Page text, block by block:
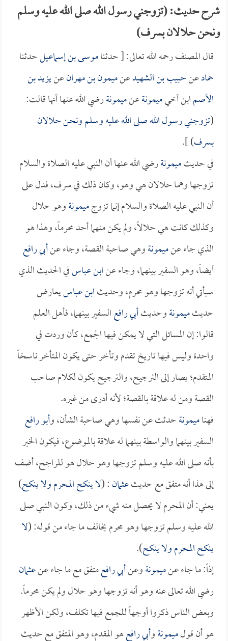
شرح حديث: (تزوجني رسول الله صلى الله عليه وسلم
ونحن حلالان بسرف)
قال المصنف رحمه الله تعالى: [ حدثناموسى بن إسماعيلحدثنا
حمادعنحبيب بن الشهيدعنميمون بن مهرانعنيزيد بن
الأصمابن أخيميمونةعنميمونةرضي الله عنها أنها قالت:
(تزوجني رسول الله صلى الله عليه وسلم ونحن حلالان
بسرف) ].
في حديثميمونةرضي الله عنها أن النبي عليه الصلاة والسلام
تزوجها وهما حلالان هي وهو، وكان ذلك في سرف، فدل على
أن النبي عليه الصلاة والسلام إنما تزوجميمونةوهو حلال
وكذلك كانت هي حلالاً، ولم يكن منهما أحد محرماً، وهذا هو
الذي جاء عنميمونةوهي صاحبة القصة، وجاء عنأبي رافع
أيضاً، وهو السفير بينهما، وجاء عنابن عباسفي الحديث الذي
سيأتي أنه تزوجها وهو محرم، وحديثابن عباسيعارض
حديثميمونةوحديثأبي رافعالسفير بينهما، فأهل العلم
قالوا: إن المسائل التي لا يمكن فيها الجمع، كأن وردت في
واحدة وليس فيها تاريخ تقدم وتأخر حتى يكون المتأخر ناسخاً
المتقدم؛ يصار إلى الترجيح، والترجيح يكون لكلام صاحب
القصة ومن له علاقة بالقصة؛ لأنه أدرى من غيره.
فهناميمونةحدثت عن نفسها وهي صاحبة الشأن، وأبو رافع
السفير بينهما والواسطة بينهما له علاقة بالموضوع، فيكون الخبر
بأنه صلى الله عليه وسلم تزوجها وهو حلال هو للراجح، أضف
إلى هذا أنه متفق مع حديثعثمان: (لا ينكح المحرم ولا ينكح)
يعني: أن المحرم لا يحصل منه شيء من ذلك، وكون النبي صلى
الله عليه وسلم تزوجها وهو محرم يخالف ما جاء من قوله: (لا
ينكح المحرم ولا ينكح).
إذاً: ما جاء عنميمونةوعنأبي رافعمتفق مع ما جاء عنعثمان
رضي الله تعالى عنه وهو أنه تزوجها وهو حلال ولم يكن محرماً.
وبعض الناس ذكروا أوجهاً للجمع فيها تكلف، ولكن الأظهر
هو أن قولميمونةوأبي رافعهو المقدم، وهو المتفق مع حديث